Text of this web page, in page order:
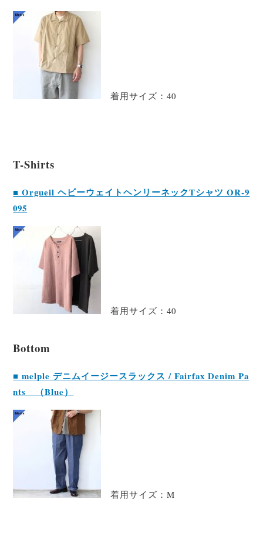
着用サイズ：40
T-Shirts
■ Orgueil ヘビーウェイトヘンリーネックTシャツ OR-9
095
着用サイズ：40
Bottom
■ melple デニムイージースラックス / Fairfax Denim Pa
nts （Blue）
着用サイズ：M